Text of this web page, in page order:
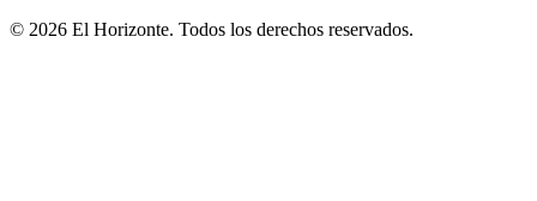
© 2026 El Horizonte. Todos los derechos reservados.